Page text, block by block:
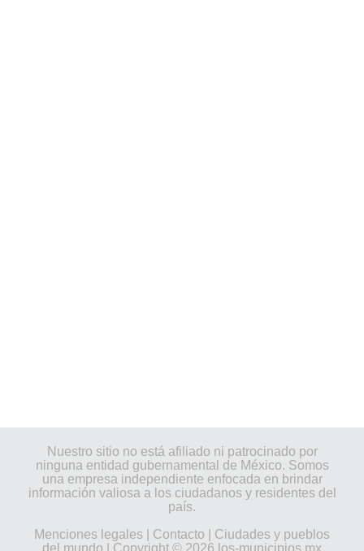
Nuestro sitio no está afiliado ni patrocinado por
ninguna entidad gubernamental de México. Somos
una empresa independiente enfocada en brindar
información valiosa a los ciudadanos y residentes del
país.
Menciones legales
Contacto
Ciudades y pueblos
del mundo | Copyright © 2026 los-municipios.mx